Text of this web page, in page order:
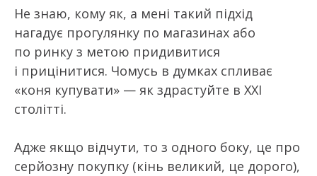
Не знаю, кому як, а мені такий підхід
нагадує прогулянку по магазинах або
по ринку з метою придивитися
і прицінитися. Чомусь в думках спливає
«коня купувати» — як здрастуйте в XXI
столітті.
Адже якщо відчути, то з одного боку, це про
серйозну покупку (кінь великий, це дорого),